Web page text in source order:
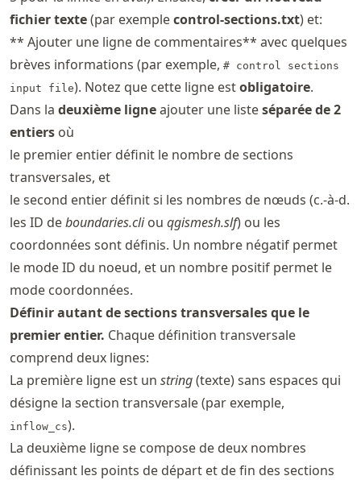
fichier texte(par exemplecontrol-sections.txt) et:
** Ajouter une ligne de commentaires** avec quelques
brèves informations (par exemple, # control sections
input file). Notez que cette ligne estobligatoire.
Dans la deuxième ligneajouter une listeséparée de 2
entiers où
le premier entier définit le nombre de sections
transversales, et
le second entier définit si les nombres de nœuds (c.-à-d.
les ID deboundaries.cliou qgismesh.slf) ou les
coordonnées sont définis. Un nombre négatif permet
le mode ID du noeud, et un nombre positif permet le
mode coordonnées.
Définir autant de sections transversales que le
premier entier. Chaque définition transversale
comprend deux lignes:
La première ligne est un string(texte) sans espaces qui
désigne la section transversale (par exemple,
inflow_cs).
La deuxième ligne se compose de deux nombres
définissant les points de départ et de fin des sections